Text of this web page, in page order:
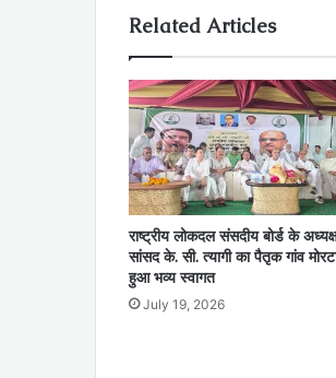
Related Articles
राष्ट्रीय लोकदल संसदीय बोर्ड के
सांसद के. सी. त्यागी का पैतृक गांव
हुआ भव्य स्वागत
July 19, 2026